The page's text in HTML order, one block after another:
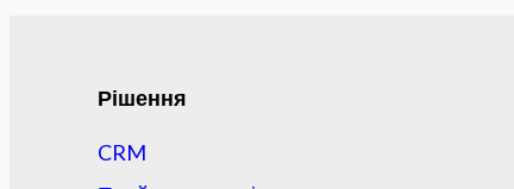
Рішення
CRM